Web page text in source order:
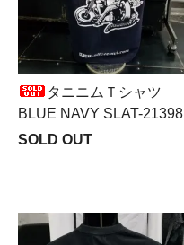
タニニムＴシャツ
BLUE NAVY SLAT-21398
SOLD OUT